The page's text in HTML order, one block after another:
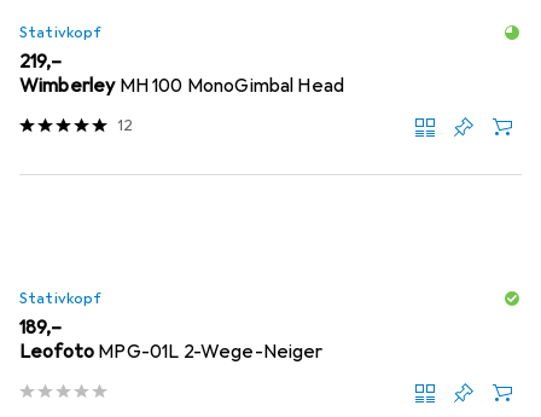
Stativkopf
EUR
219,–
Wimberley MH 100 MonoGimbal Head
12
Stativkopf
EUR
189,–
Leofoto MPG-01L 2-Wege-Neiger